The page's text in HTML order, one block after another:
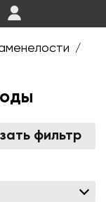
/
фильтр